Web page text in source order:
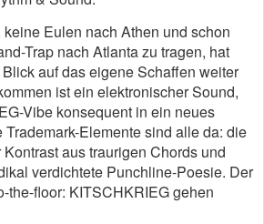
Eulen nach Athen und schon
Trap nach Atlanta zu tragen, hat
auf das eigene Schaffen weiter
ist ein elektronischer Sound,
Vibe konsequent in ein neues
Trademark-Elemente sind alle da: die
aus traurigen Chords und
verdichtete Punchline-Poesie. Der
the-floor: KITSCHKRIEG gehen